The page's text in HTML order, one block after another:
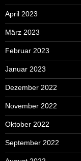
April 2023
März 2023
Februar 2023
Januar 2023
Dezember 2022
November 2022
Oktober 2022
September 2022